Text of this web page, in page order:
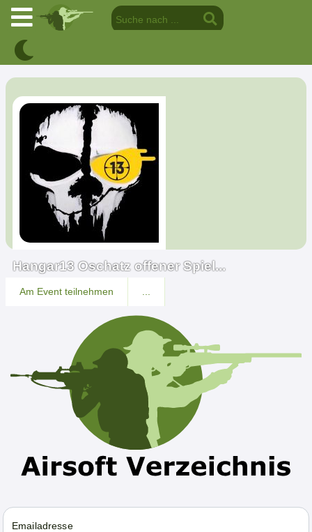
Hangar13 Oschatz offener Spiel...
Am Event teilnehmen
Emailadresse